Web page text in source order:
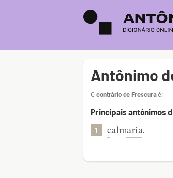
Antônimo
O contrário de Frescura é:
Principais antônimos
1 calmaria.